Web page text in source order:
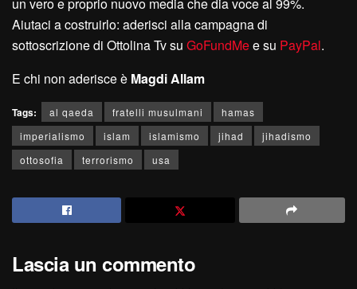
Aiutaci a costruirlo: aderisci alla campagna di
sottoscrizione di Ottolina Tv su GoFundMee su PayPal.
E chi non aderisce è Magdi Allam
Tags: al qaeda fratelli musulmani
hamas
imperialismo
islam islamismo jihad
jihadismo
ottosofia
terrorismo usa
Lascia un commento